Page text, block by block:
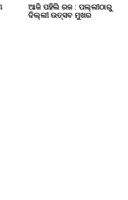
ଆଜି ପହିଲି ରଜ : ପଲ୍ଲୀଠାରୁ
ଦିଲ୍ଲୀ ଉତ୍ସବ ମୁଖର